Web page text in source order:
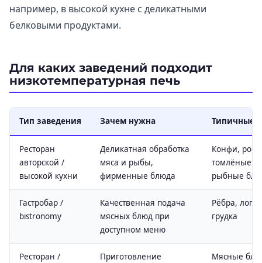
например, в высокой кухне с деликатными
белковыми продуктами.
Для каких заведений подходит
низкотемпературная печь
Тип заведения Зачем нужна Типичные
Ресторан
авторской /
высокой кухни
Деликатная обработка
мяса и рыбы,
фирменные блюда
Конфи,
томлёные
рыбные
Гастробар /
bistronomy
Качественная подача
мясных блюд при
доступном меню
Рёбра,
грудка
Ресторан /
Приготовление
Мясные